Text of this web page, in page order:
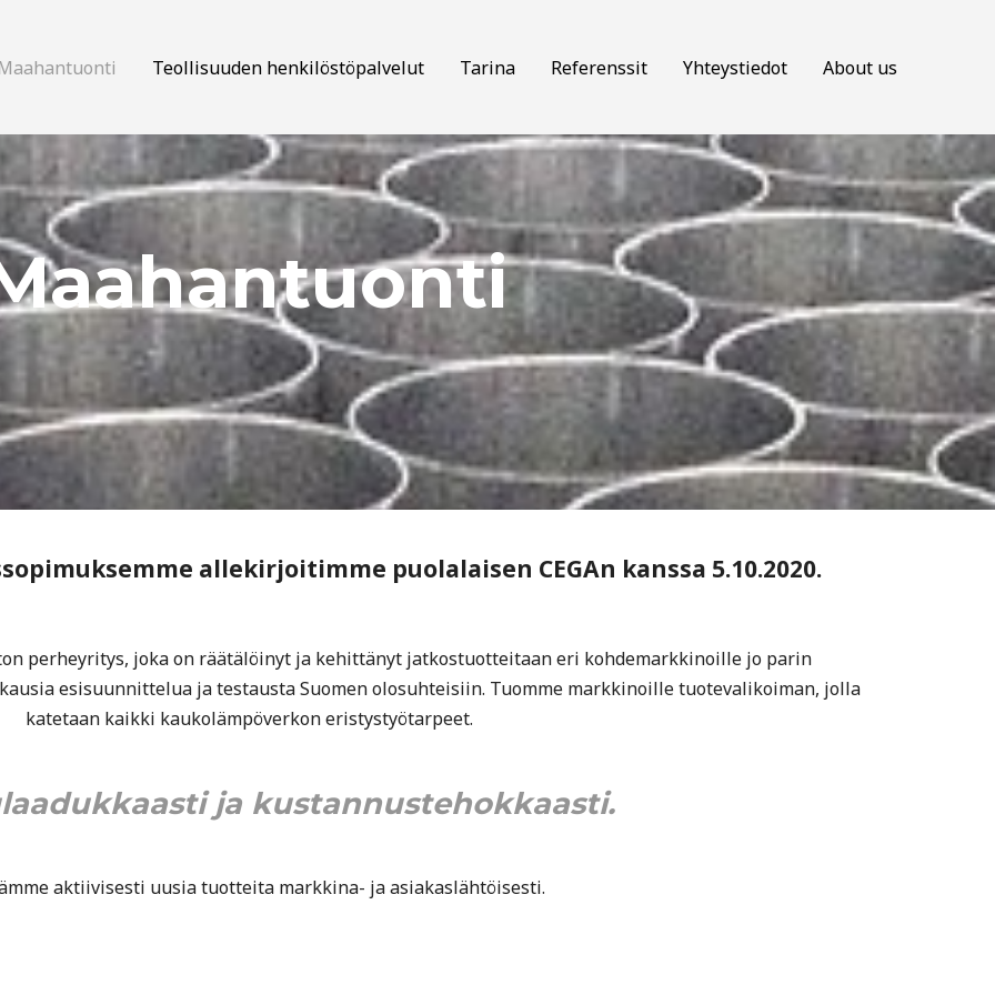
Teollisuuden henkilöstöpalvelut Tarina Referenssit Yhteystiedot About us
allekirjoitimme puolalaisen CEGAn kanssa 5.10.2020.
perheyritys, joka on räätälöinyt ja kehittänyt jatkostuotteitaan eri kohdemarkkinoille jo parin
esisuunnittelua ja testausta Suomen olosuhteisiin. Tuomme markkinoille tuotevalikoiman, jolla
katetaan kaikki kaukolämpöverkon eristystyötarpeet.
ja kustannustehokkaasti.
aktiivisesti uusia tuotteita markkina- ja asiakaslähtöisesti.